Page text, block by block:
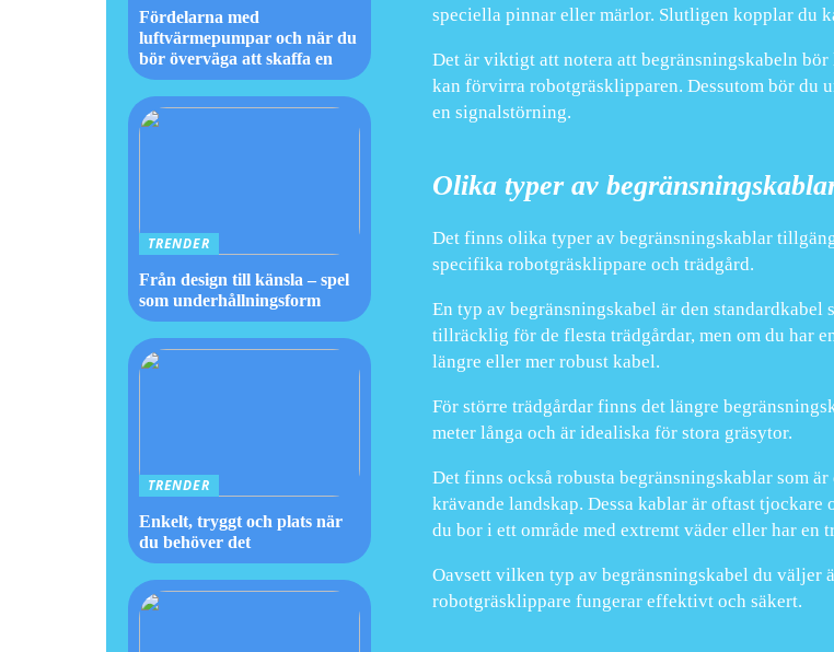
speciella pinnar eller märlor. Slutligen kopplar du
Det är viktigt att notera att begränsningskabeln
kan förvirra robotgräsklipparen. Dessutom bör du
en signalstörning.
Olika typer av
Det finns olika typer av begränsningskablar
specifika robotgräsklippare och trädgård.
En typ av begränsningskabel är den
tillräcklig för de flesta trädgårdar, men om du har
längre eller mer robust kabel.
För större trädgårdar finns det längre
meter långa och är idealiska för stora gräsytor.
Det finns också robusta begränsningskablar som
krävande landskap. Dessa kablar är oftast
du bor i ett område med extremt väder eller har en
Oavsett vilken typ av begränsningskabel du
robotgräsklippare fungerar effektivt och säkert.
Fördelarna med
luftvärmepumpar och när du
bör överväga att skaffa en
TRENDER
Från design till känsla – spel
som underhållningsform
TRENDER
Enkelt, tryggt och plats när
du behöver det